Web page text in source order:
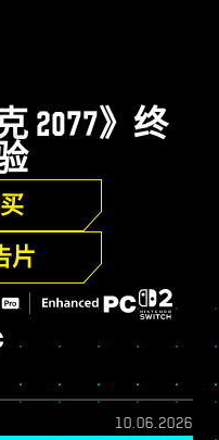
2077》终
片
10.06.2026